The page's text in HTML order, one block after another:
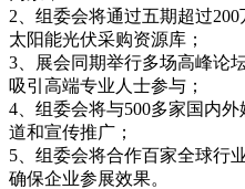
2、组委会将通过五期超过
太阳能光伏采购资源库；
3、展会同期举行多场高峰论
吸引高端专业人士参与；
4、组委会将与500多家国内
道和宣传推广；
5、组委会将合作百家全球行
确保企业参展效果。